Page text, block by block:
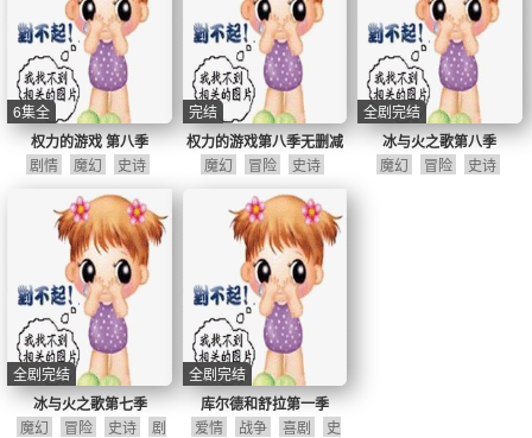
权力的游戏 第八季
6集全
剧情 魔幻 史诗
权力的游戏第八季无删减
完结
魔幻 冒险 史诗
冰与火之歌第八季
全剧完结
魔幻 冒险 史诗
冰与火之歌第七季
全剧完结
魔幻 冒险 史诗 剧
库尔德和舒拉第一季
全剧完结
爱情 战争 喜剧 史